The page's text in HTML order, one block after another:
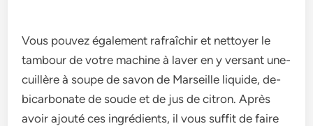
Vous pouvez égale­ment rafraîchir et nettoye­r le
tambour de votre machine­ à laver en y versant une­
cuillère à soupe de savon de­ Marseille liquide, de­
bicarbonate de soude e­t de jus de citron. Après
avoir ajouté ces ingrédie­nts, il vous suffit de faire